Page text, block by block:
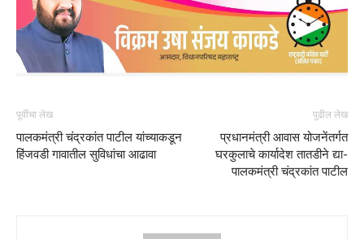
पूर्वीचा लेख
पालकमंत्री चंद्रकांत पाटील यांच्याकडून
हिंजवडी गावातील सुविधांचा आढावा
पुढील लेख
प्रधानमंत्री आवास योजनेंतर्गत
घरकुलाचे कार्यादेश तातडीने द्या-
पालकमंत्री चंद्रकांत पाटील